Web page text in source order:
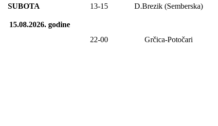
SUBOTA
15.08.2026.godine
13-1 5 D.Brezik (Semberska)
22-00 Grčica-Potočari